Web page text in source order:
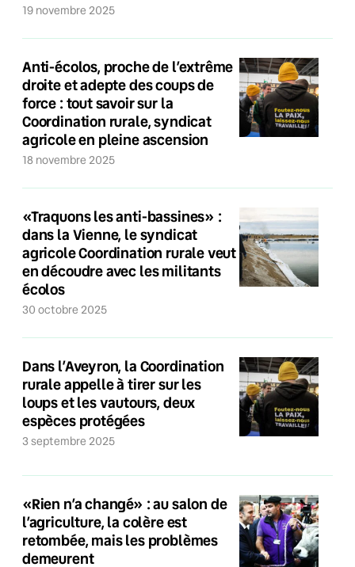
19 novembre 2025
Anti-écolos, proche de l’extrême
droite et adepte des coups de
force : tout savoir sur la
Coordination rurale, syndicat
agricole en pleine ascension
18 novembre 2025
«Traquons les anti-bassines» :
dans la Vienne, le syndicat
agricole Coordination rurale veut
en découdre avec les militants
écolos
30 octobre 2025
Dans l’Aveyron, la Coordination
rurale appelle à tirer sur les
loups et les vautours, deux
espèces protégées
3 septembre 2025
«Rien n’a changé» : au salon de
l’agriculture, la colère est
retombée, mais les problèmes
demeurent